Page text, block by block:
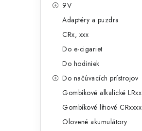
9V
Adaptéry a puzdra
CRx, xxx
Do e-cigariet
Do hodiniek
Do načúvacích prístrojov
Gombíkové alkalické LRxx
Gombíkové lítiové CRxxxx
Olovené akumulátory